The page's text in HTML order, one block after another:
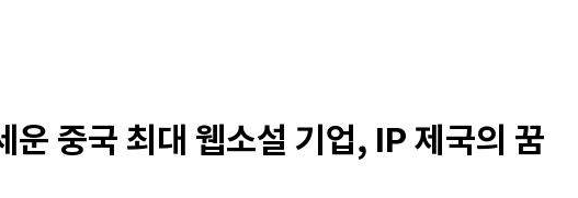
운 중국 최대 웹소설 기업, IP 제국의 꿈